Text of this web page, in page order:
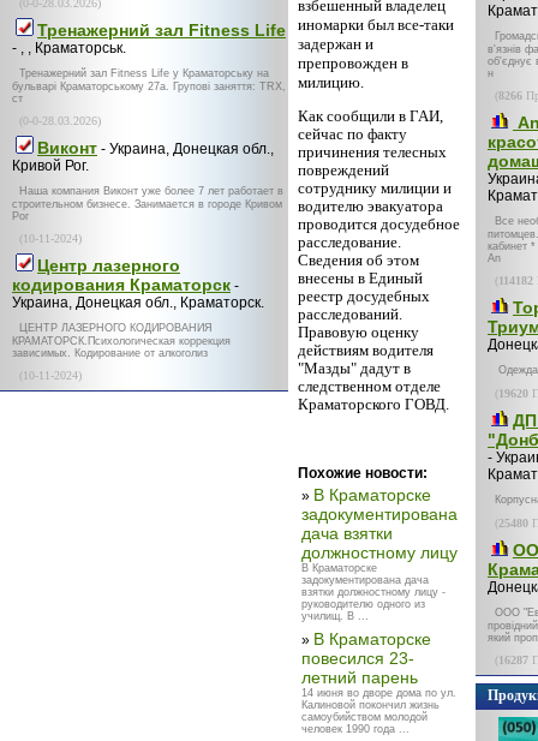
(0-0-28.03.2026)
Тренажерний зал Fitness Life
- , , Краматорськ.
Тренажерний зал Fitness Life у Краматорську на
бульварі Краматорському 27а. Групові заняття: TRX,
ст
(0-0-28.03.2026)
Виконт - Украина, Донецкая обл.,
Кривой Рог.
Наша компания Виконт уже более 7 лет работает в
строительном бизнесе. Занимается в городе Кривом
Рог
(10-11-2024)
Центр лазерного
кодирования Краматорск -
Украина, Донецкая обл., Краматорск.
ЦЕНТР ЛАЗЕРНОГО КОДИРОВАНИЯ
КРАМАТОРСК.Психологическая коррекция
зависимых. Кодирование от алкоголиз
(10-11-2024)
взбешенный владелец
иномарки был все-таки
задержан и
препровожден в
милицию.
Как сообщили в ГАИ,
сейчас по факту
причинения телесных
повреждений
сотруднику милиции и
водителю эвакуатора
проводится досудебное
расследование.
Сведения об этом
внесены в Единый
реестр досудебных
расследований.
Правовую оценку
действиям водителя
"Мазды" дадут в
следственном отделе
Краматорского ГОВД.
Похожие новости:
» В Краматорске
задокументирована
дача взятки
должностному лицу
В Краматорске
задокументирована дача
взятки должностному лицу -
руководителю одного из
училищ. В ...
» В Краматорске
повесился 23-
летний парень
14 июня во дворе дома по ул.
Калиновой покончил жизнь
самоубийством молодой
человек 1990 года ...
в'язнів
об'єднує
н
(8266
Все
кабинет
An
(114182
Одежда
(19620
-
(25480
ООО
який
(16287